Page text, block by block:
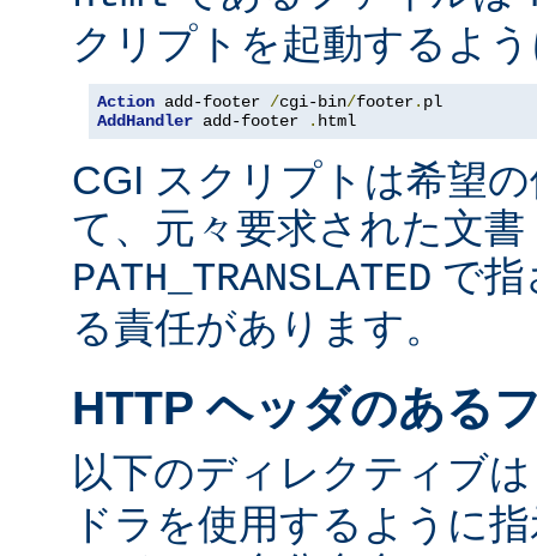
クリプトを起動するよ
Action add-footer /cgi-bin/footer.
AddHandler add-footer . html
CGI スクリプトは希望
て、元々要求された文書
PATH_TRANSLATED で指
る責任があります。
HTTP ヘッダのある
以下のディレクティブ
ドラを使用するように